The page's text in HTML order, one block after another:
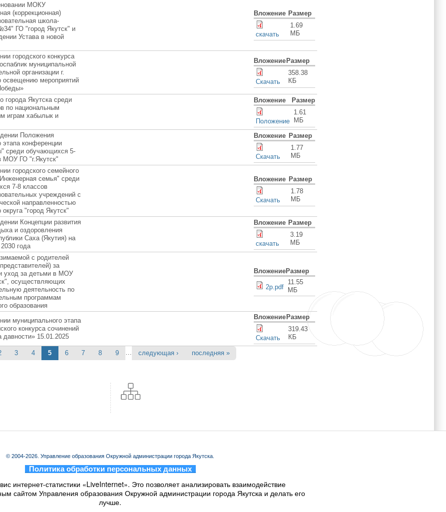
МОКУ
(коррекционная)
школа-
ГО "город Якутск" и
Устава в новой
Вложение Размер
скачать
1.69
МБ
городского конкурса
муниципальной
организации г.
освещению мероприятий
ВложениеРазмер
Скачать
358.38
КБ
города Якутска среди
по национальным
играм хабылык и
Вложение Размер
Положение
1.61
МБ
Положения
этапа конференции
среди обучающихся 5-
МОУ ГО "г.Якутск"
Вложение Размер
Скачать
1.77
МБ
городского семейного
семья" среди
7-8 классов
учреждений с
направленностью
округа "город Якутск"
Вложение Размер
Скачать
1.78
МБ
Концепции развития
и оздоровления
Саха (Якутия) на
года
Вложение Размер
скачать
3.19
МБ
с родителей
за
уход за детьми в МОУ
осуществляющих
деятельность по
программам
образования
ВложениеРазмер
2p.pdf
11.55
МБ
муниципального этапа
конкурса сочинений
давности» 15.01.2025
ВложениеРазмер
Скачать
319.43
КБ
3 4 5 6 7 8 9 … следующая › последняя »
© 2004-2026. Управление образования Окружной администрации города Якутска.
Политика обработки персональных данных_
интернет-статистики «LiveInternet». Это позволяет анализировать взаимодействие
сайтом Управления образования Окружной администрации города Якутска и делать его
лучше.